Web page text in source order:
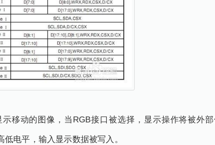
移动的图像，当RGB接口被选择，显示操作将被外
电平，输入显示数据被写入。